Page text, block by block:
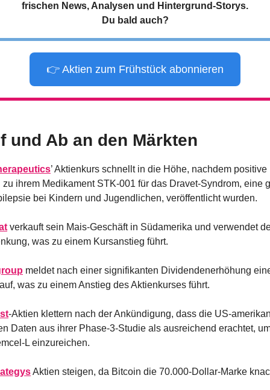
frischen News, Analysen und Hintergrund-Storys.
Du bald auch?
👉 Aktien zum Frühstück abonnieren
und Ab an den Märkten
’ Aktienkurs schnellt in die Höhe, nachdem
ihrem Medikament STK-001 für das Dravet-Syndrom, eine
bei Kindern und Jugendlichen, veröffentlicht wurden.
verkauft sein Mais-Geschäft in Südamerika und verwendet
was zu einem Kursanstieg führt.
meldet nach einer signifikanten Dividendenerhöhung
was zu einem Anstieg des Aktienkurses führt.
-Aktien klettern nach der Ankündigung, dass die US-
Daten aus ihrer Phase-3-Studie als ausreichend erachtet,
L einzureichen.
Aktien steigen, da Bitcoin die 70.000-Dollar-Marke